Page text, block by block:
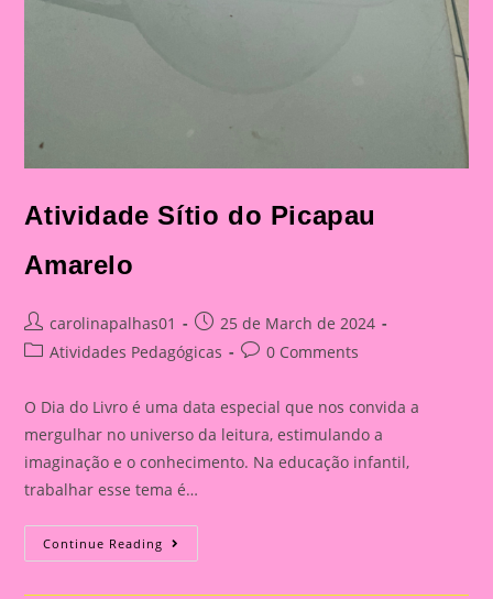
Atividade Sítio do Picapau
Amarelo
Post
author:
carolinapalhas01
Post
published:
25 de March de 2024
PostAtividades Pedagógicas
Post0 Comments
O Dia do Livro é uma data especial que nos convida a
mergulhar no universo da leitura, estimulando a
imaginação e o conhecimento. Na educação infantil,
trabalhar esse tema é…
Continue Reading Atividade
Sítio